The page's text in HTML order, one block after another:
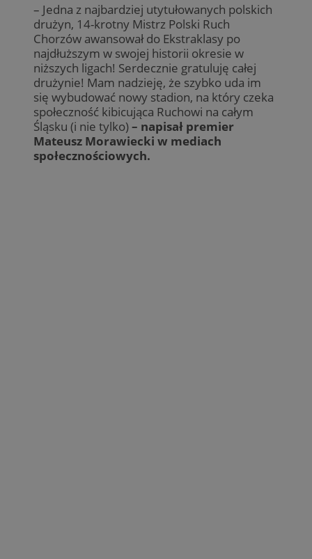
– Jedna z najbardziej utytułowanych polskich
drużyn, 14-krotny Mistrz Polski Ruch
Chorzów awansował do Ekstraklasy po
najdłuższym w swojej historii okresie w
niższych ligach! Serdecznie gratuluję całej
drużynie! Mam nadzieję, że szybko uda im
się wybudować nowy stadion, na który czeka
społeczność kibicująca Ruchowi na całym
Śląsku (i nie tylko)– napisał premier
Mateusz Morawiecki w mediach
społecznościowych.